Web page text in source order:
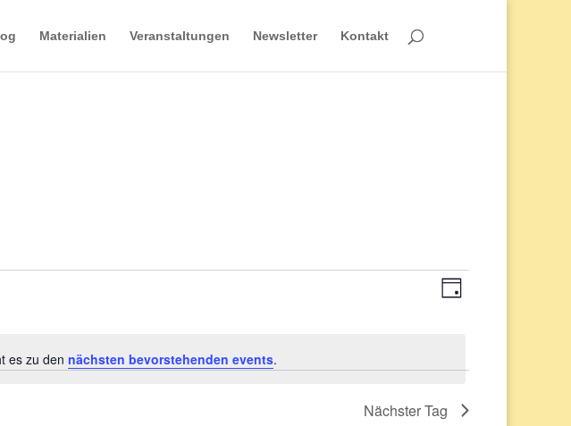
Materialien Veranstaltungen Newsletter Kontakt
es zu den nächsten bevorstehenden events.
Ansichten-
Navigation
Tag
Nächster Tag